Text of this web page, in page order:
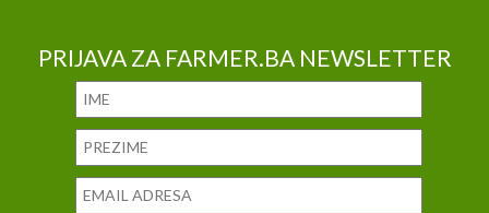
PRIJAVA ZA FARMER.BA NEWSLETTER